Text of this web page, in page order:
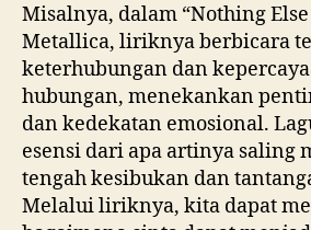
Misalnya, dalam “Nothing
Metallica, liriknya berbicara
keterhubungan dan
hubungan, menekankan
dan kedekatan emosional.
esensi dari apa artinya saling
tengah kesibukan dan
Melalui liriknya, kita dapat